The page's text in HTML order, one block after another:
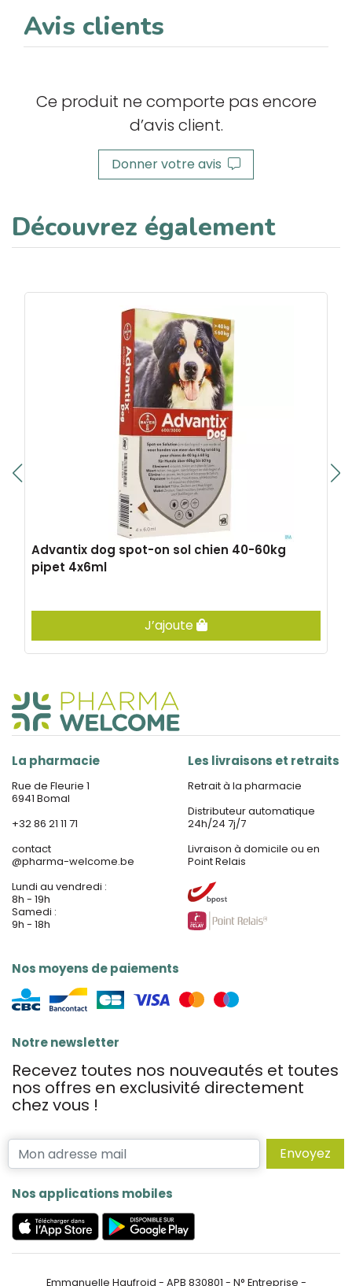
Avis clients
Ce produit ne comporte pas encore
d’avis client.
Donner votre avis
Découvrez également
Advantix dog spot-on sol chien 40-60kg
pipet 4x6ml
J’ajoute
La pharmacie
Rue de Fleurie 1
6941 Bomal
+32 86 21 11 71
contact
@pharma-welcome.be
Lundi au vendredi :
8h - 19h
Samedi :
9h - 18h
Nos moyens de paiements
Les livraisons et retraits
Retrait à la pharmacie
Distributeur automatique
24h/24 7j/7
Livraison à domicile ou en
Point Relais
Notre newsletter
Recevez toutes nos nouveautés et toutes
nos offres en exclusivité directement
chez vous !
Envoyez
Nos applications mobiles
Emmanuelle Haufroid - APB 830801 - N° Entreprise -